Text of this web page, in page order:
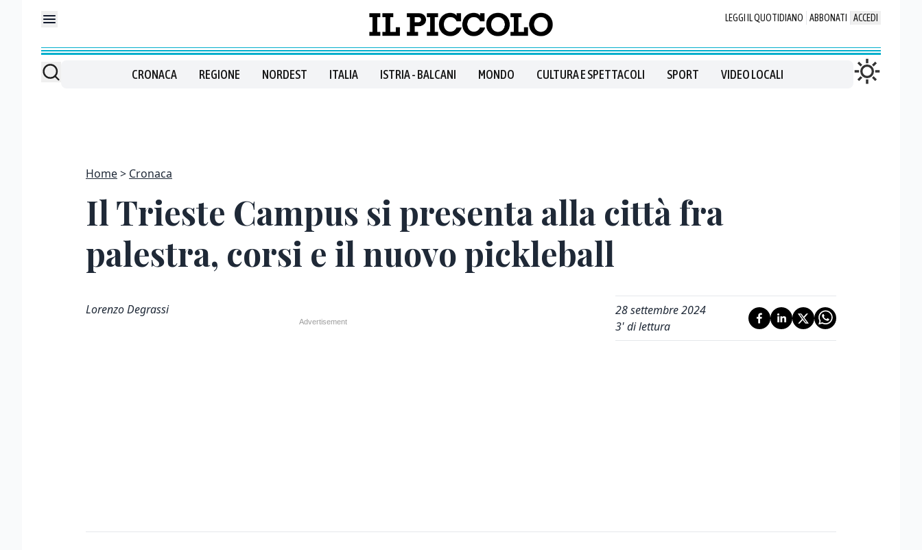
LEGGI IL QUOTIDIANO ABBONATI ACCEDI
CRONACA REGIONE NORDEST ITALIA ISTRIA - BALCANI MONDO CULTURA E SPETTACOLI SPORT VIDEO LOCALI
Home Cronaca
Il Trieste Campus si presenta alla città fra
palestra, corsi e il nuovo pickleball
Lorenzo Degrassi
28 settembre 2024
3' di lettura